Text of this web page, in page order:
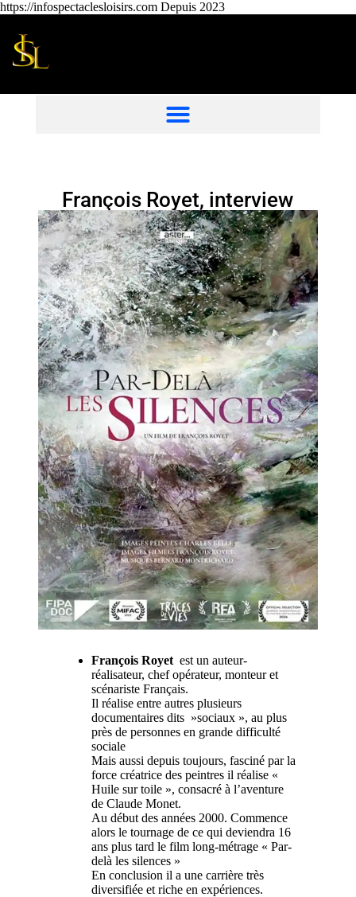
https://infospectaclesloisirs.com Depuis 2023
François Royet, interview
François Royetest un auteur-
réalisateur, chef opérateur, monteur et
scénariste Français.
Il réalise entre autres plusieurs
documentaires dits »sociaux », au plus
près de personnes en grande difficulté
sociale
Mais aussi depuis toujours, fasciné par la
force créatrice des peintres il réalise «
Huile sur toile », consacré à l’aventure
de Claude Monet.
Au début des années 2000. Commence
alors le tournage de ce qui deviendra 16
ans plus tard le film long-métrage « Par-
delà les silences »
En conclusion il a une carrière très
diversifiée et riche en expériences.